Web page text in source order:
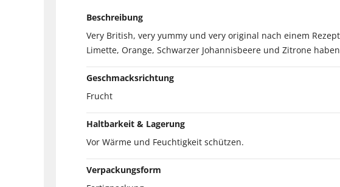
Beschreibung
Very British, very yummy und very original nach einem
Limette, Orange, Schwarzer Johannisbeere und Zitrone
Geschmacksrichtung
Frucht
Haltbarkeit & Lagerung
Vor Wärme und Feuchtigkeit schützen.
Verpackungsform